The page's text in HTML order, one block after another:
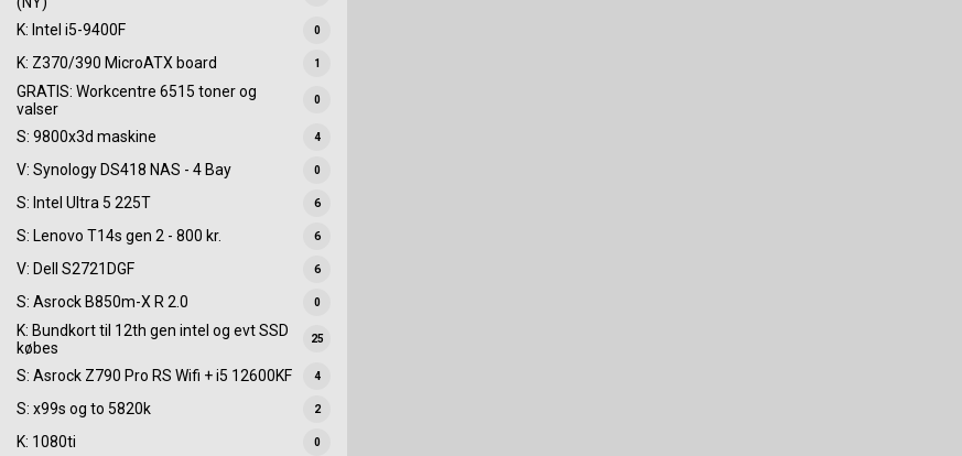
K: Intel i5-9400F 0
K: Z370/390 MicroATX board 1
GRATIS: Workcentre 6515 toner og
valser
0
S: 9800x3d maskine 4
V: Synology DS418 NAS - 4 Bay 0
S: Intel Ultra 5 225T 6
S: Lenovo T14s gen 2 - 800 kr. 6
V: Dell S2721DGF 6
S: Asrock B850m-X R 2.0 0
K: Bundkort til 12th gen intel og evt SSD
købes
25
S: Asrock Z790 Pro RS Wifi + i5 12600KF 4
S: x99s og to 5820k 2
K: 1080ti 0